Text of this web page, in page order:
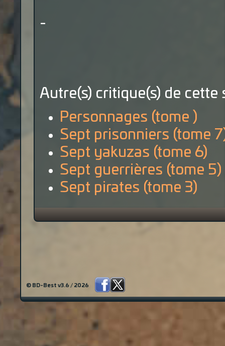
-
Autre(s) critique(s) de cette
Personnages (tome )
Sept prisonniers (tome
Sept yakuzas (tome 6)
Sept guerrières (tome 5)
Sept pirates (tome 3)
© BD-Best v3.6 / 2026